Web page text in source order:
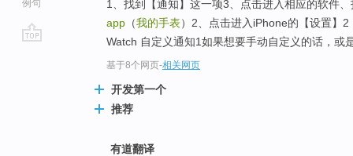
例句
1、找到【通知】这一项3、点击进入相应的软件
app （我的手表）2、点击进入iPhone的【设置】
Watch 自定义通知1如果想要手动自定义的话，或
基于8个网页-相关网页
开发第一个
推荐
有道翻译